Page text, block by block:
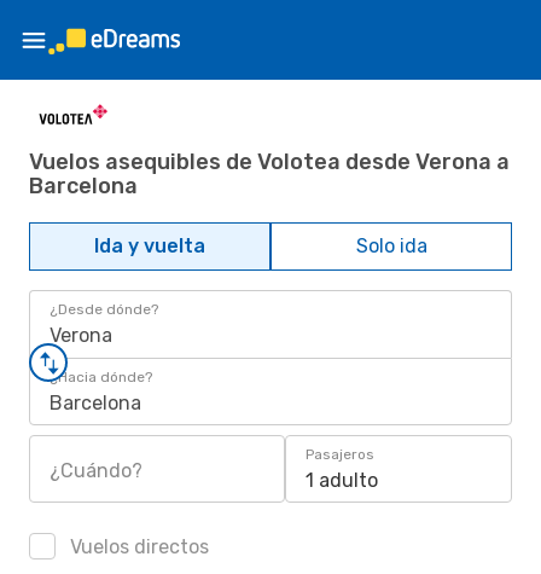
Vuelos asequibles de Volotea desde Verona a
Barcelona
Ida y vuelta Solo ida
¿Desde dónde?
Verona
¿Hacia dónde?
Barcelona
¿Cuándo?
Pasajeros
1 adulto
Vuelos directos